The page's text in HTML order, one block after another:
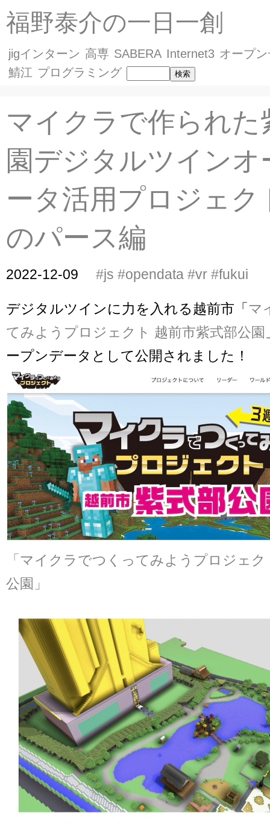
福野泰介の一日一創
jigインターン 高専 SABERA Internet3 オープ
鯖江 プログラミング
マイクラで作られた
園デジタルツインオ
ータ活用プロジェク
のパース編
2022-12-09 #js #opendata #vr #fukui
デジタルツインに力を入れる越前市「マ
てみようプロジェクト 越前市紫式部公園
ープンデータとして公開されました！
「マイクラでつくってみようプロジェ
公園」